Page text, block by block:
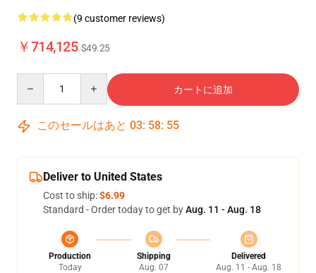
(9 customer reviews)
￥714,125 $49.25
カートに追加
このセールはあと 03: 58: 54
Deliver to United States
Cost to ship:$6.99
Standard - Order today to get byAug. 11 - Aug. 18
Production
Today
Shipping
Aug. 07
Delivered
Aug. 11 - Aug. 18